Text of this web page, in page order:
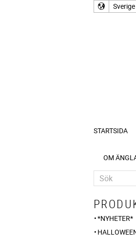
Sverige
STARTSIDA
OM
*NYHETER*